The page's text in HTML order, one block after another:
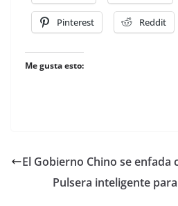
Pinterest Reddit
Me gusta esto:
El Gobierno Chino se enfada
Pulsera inteligente